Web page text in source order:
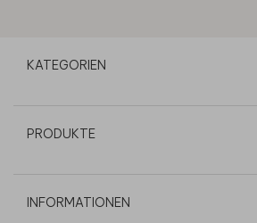
KATEGORIEN
PRODUKTE
INFORMATIONEN